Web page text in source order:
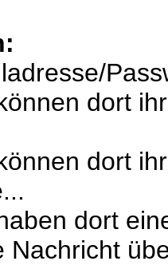
dort
dort
dort
Nachricht